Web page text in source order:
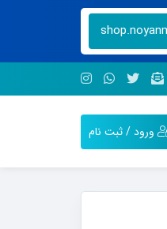
ورود / ثبت نام